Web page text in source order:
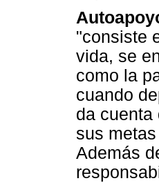
"consiste
vida, se
como la
cuando
da cuenta
sus
Además